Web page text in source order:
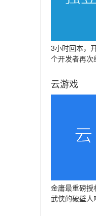
3小时回本，
个开发者再次
云游戏
金庸最重磅授
武侠的破壁人